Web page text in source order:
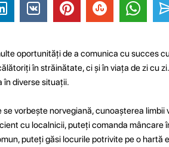
oportunități de a comunica cu succes
în străinătate, ci și în viața de zi cu
în diverse situații.
vorbește norvegiană, cunoașterea limbii
cu localnicii, puteți comanda mâncare
puteți găsi locurile potrivite pe o hartă